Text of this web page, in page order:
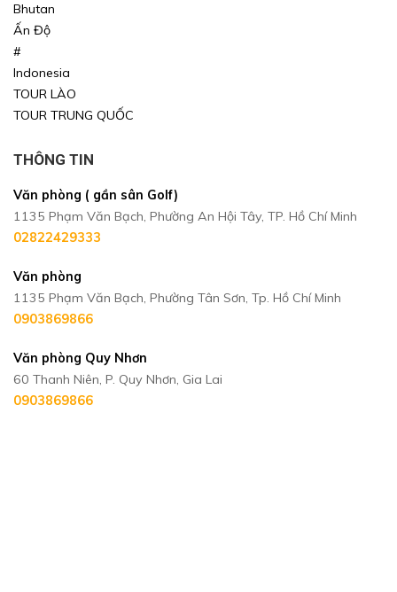
Bhutan
Ấn Độ
#
Indonesia
TOUR LÀO
TOUR TRUNG QUỐC
THÔNG TIN
Văn phòng ( gần sân Golf)
1135 Phạm Văn Bạch, Phường An Hội Tây, TP. Hồ Chí Minh
02822429333
Văn phòng
1135 Phạm Văn Bạch, Phường Tân Sơn, Tp. Hồ Chí Minh
0903869866
Văn phòng Quy Nhơn
60 Thanh Niên, P. Quy Nhơn, Gia Lai
0903869866